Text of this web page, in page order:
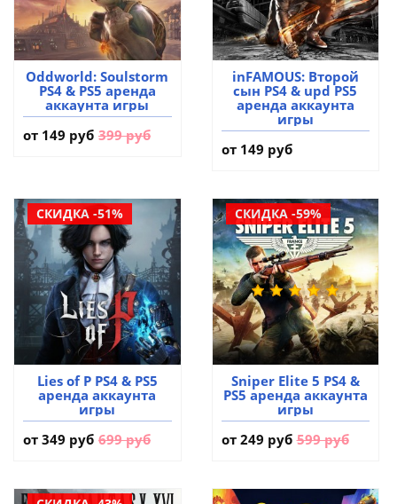
Oddworld: Soulstorm
PS4 & PS5 аренда
аккаунта игры
от 149 руб 399 руб
inFAMOUS: Второй
сын PS4 & upd PS5
аренда аккаунта
игры
от 149 руб
СКИДКА -51%
Lies of P PS4 & PS5
аренда аккаунта
игры
от 349 руб 699 руб
СКИДКА -59%
Sniper Elite 5 PS4 &
PS5 аренда аккаунта
игры
от 249 руб 599 руб